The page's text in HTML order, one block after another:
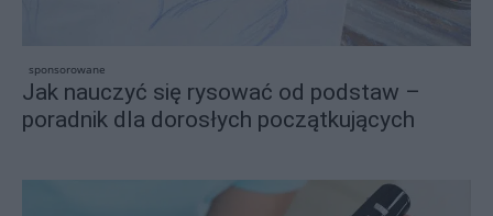
sponsorowane
Jak nauczyć się rysować od podstaw –
poradnik dla dorosłych początkujących